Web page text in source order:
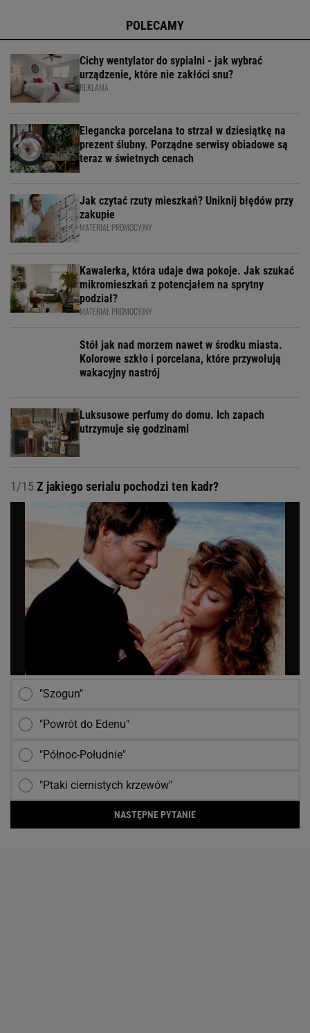
POLECAMY
Cichy wentylator do sypialni - jak wybrać
urządzenie, które nie zakłóci snu?
REKLAMA
Elegancka porcelana to strzał w dziesiątkę na
prezent ślubny. Porządne serwisy obiadowe są
teraz w świetnych cenach
Jak czytać rzuty mieszkań? Uniknij błędów przy
zakupie
MATERIAŁ PROMOCYJNY
Kawalerka, która udaje dwa pokoje. Jak szukać
mikromieszkań z potencjałem na sprytny
podział?
MATERIAŁ PROMOCYJNY
Stół jak nad morzem nawet w środku miasta.
Kolorowe szkło i porcelana, które przywołują
wakacyjny nastrój
Luksusowe perfumy do domu. Ich zapach
utrzymuje się godzinami
1/15 Z jakiego serialu pochodzi ten kadr?
"Szogun"
"Powrót do Edenu"
"Północ-Południe"
"Ptaki ciernistych krzewów"
NASTĘPNE PYTANIE